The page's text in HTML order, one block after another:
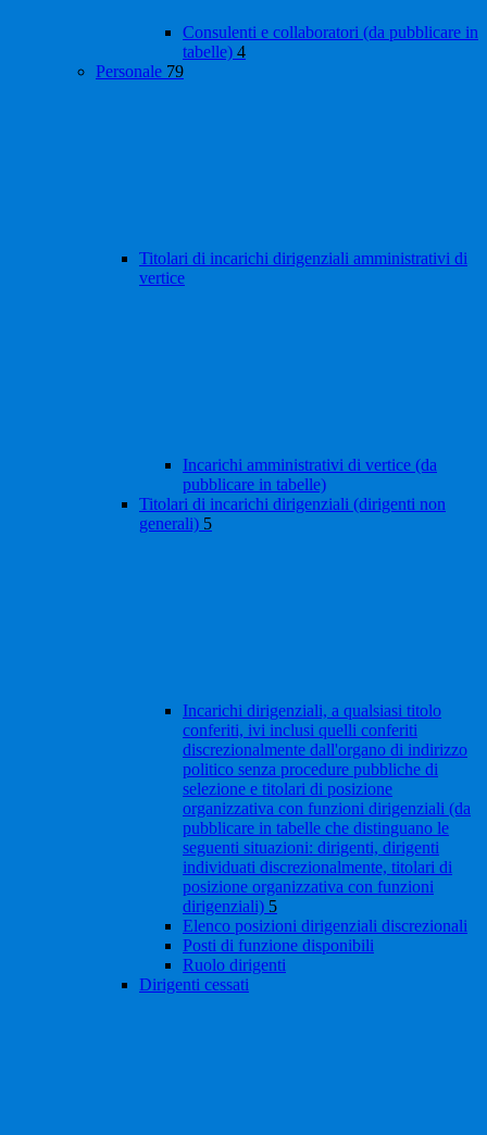
Consulenti e collaboratori (da pubblicare in
tabelle) 4
Personale 79
Titolari di incarichi dirigenziali amministrativi di
vertice
Incarichi amministrativi di vertice (da
pubblicare in tabelle)
Titolari di incarichi dirigenziali (dirigenti non
generali) 5
Incarichi dirigenziali, a qualsiasi titolo
conferiti, ivi inclusi quelli conferiti
discrezionalmente dall'organo di indirizzo
politico senza procedure pubbliche di
selezione e titolari di posizione
organizzativa con funzioni dirigenziali (da
pubblicare in tabelle che distinguano le
seguenti situazioni: dirigenti, dirigenti
individuati discrezionalmente, titolari di
posizione organizzativa con funzioni
dirigenziali) 5
Elenco posizioni dirigenziali discrezionali
Posti di funzione disponibili
Ruolo dirigenti
Dirigenti cessati